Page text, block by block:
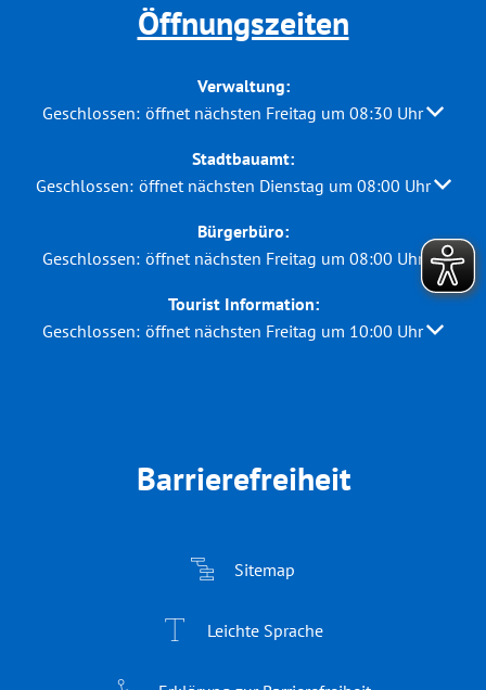
Öffnungszeiten
Verwaltung:
Klicken, um weitere Öffnungs- oder Schließzeiten
Geschlossen: öffnet nächsten Freitag um 08:30 Uhr
Stadtbauamt:
Klicken, um weitere Öffnungs- oder Schließzeiten
Geschlossen: öffnet nächsten Dienstag um 08:00 Uhr
Bürgerbüro:
Klicken, um weitere Öffnungs- oder Schließzeiten
Geschlossen: öffnet nächsten Freitag um 08:00 Uhr
Tourist Information:
Klicken, um weitere Öffnungs- oder Schließzeiten
Geschlossen: öffnet nächsten Freitag um 10:00 Uhr
Barrierefreiheit
Sitemap
Leichte Sprache